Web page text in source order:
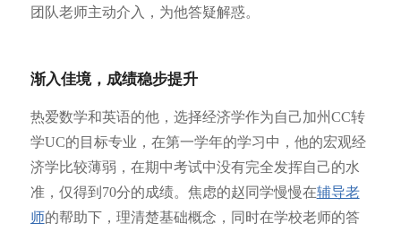
团队老师主动介入，为他答疑解惑。
渐入佳境，成绩稳步提升
热爱数学和英语的他，选择经济学作为自己加州CC转
学UC的目标专业，在第一学年的学习中，他的宏观经
济学比较薄弱，在期中考试中没有完全发挥自己的水
准，仅得到70分的成绩。焦虑的赵同学慢慢在辅导老
师的帮助下，理清楚基础概念，同时在学校老师的答